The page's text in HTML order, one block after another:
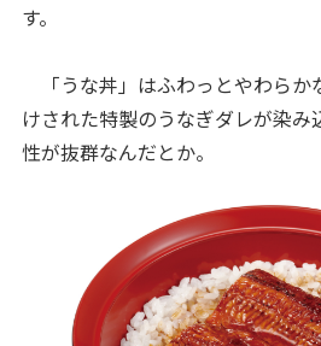
す。
「うな丼」はふわっとやわらか
けされた特製のうなぎダレが染み
性が抜群なんだとか。